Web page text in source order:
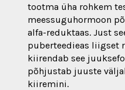
tootma üha rohkem
meessuguhormoon
alfa-reduktaas. Just
puberteedieas liigset
kiirendab see
põhjustab juuste
kiiremini.